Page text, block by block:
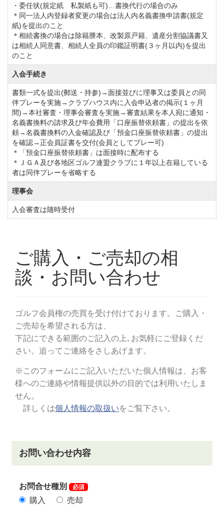
・委任状(規定紙 私製紙も可)…書換代行の場合のみ
＊同一法人内登録者変更の場合は法人内名義書換申請書(規定
紙)を提出のこと
＊相続書換の場合は除籍謄本、改製原戸籍、遺産分割協議書又
は相続人同意書、相続人全員の印鑑証明書(３ヶ月以内)を提出
のこと
入会手続き
書類一式を提出(郵送・持参)→面接並びに理事又は委員との同
伴プレーを実施→クラブハウス内に入会申込者の掲示(１ヶ月
間)→本社審査・理事会審査を実施→審査結果を本人宛に通知・
名義書換料の請求及び年会費用「口座振替依頼書」の提出を依
頼→名義書換料の入金確認及び「預金口座振替依頼書」の提出
を確認→正会員証書を交付(会員としてプレー可)
＊「預金口座振替依頼書」は面接時に配布する
＊ＪＧＡ及び各地区ゴルフ連盟クラブに１年以上在籍している
者は同伴プレーを省略する
理事会
入会審査は随時受付